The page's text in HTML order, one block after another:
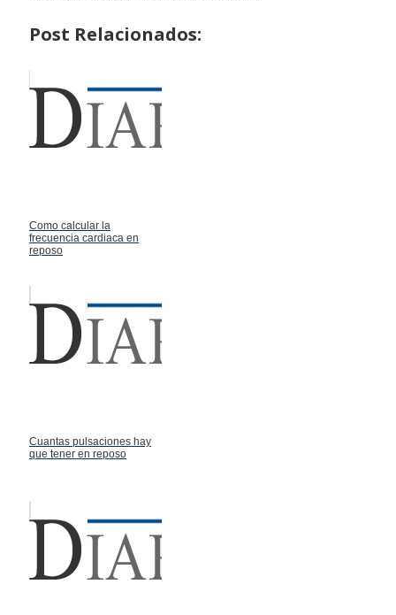
Post Relacionados:
Como calcular la
frecuencia cardiaca en
reposo
Cuantas pulsaciones hay
que tener en reposo